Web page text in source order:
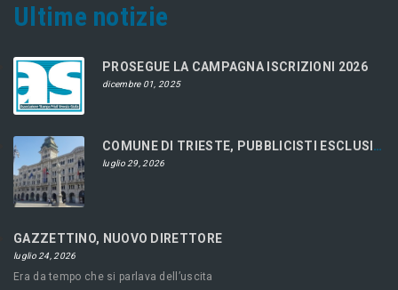
Ultime notizie
PROSEGUE LA CAMPAGNA ISCRIZIONI 2026
dicembre 01, 2025
COMUNE DI TRIESTE, PUBBLICISTI ESCLUSI DAL CONCORSO
luglio 29, 2026
GAZZETTINO, NUOVO DIRETTORE
luglio 24, 2026
Era da tempo che si parlava dell’uscita